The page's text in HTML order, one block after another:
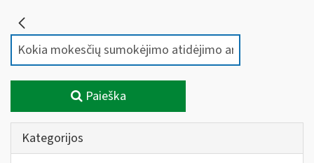
Paieška
Kategorijos